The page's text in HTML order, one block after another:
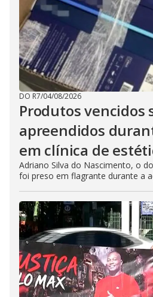
DO R7/04/08/2026
Produtos vencidos
apreendidos
em clínica de
Adriano Silva do Nascimento, o
foi preso em flagrante durante a